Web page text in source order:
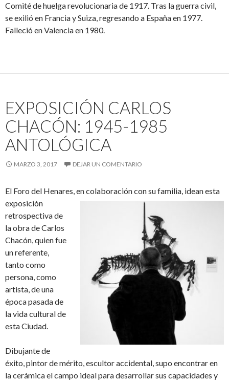
Comité de huelga revolucionaria de 1917. Tras la guerra civil,
se exilió en Francia y Suiza, regresando a España en 1977.
Falleció en Valencia en 1980.
EXPOSICIÓN CARLOS
CHACÓN: 1945-1985
ANTOLÓGICA
MARZO 3, 2017 DEJAR UN COMENTARIO
El Foro del Henares, en colaboración con su familia, idean esta
exposición
retrospectiva de
la obra de Carlos
Chacón, quien fue
un referente,
tanto como
persona, como
artista, de una
época pasada de
la vida cultural de
esta Ciudad.
Dibujante de
éxito, pintor de mérito, escultor accidental, supo encontrar en
la cerámica el campo ideal para desarrollar sus capacidades y